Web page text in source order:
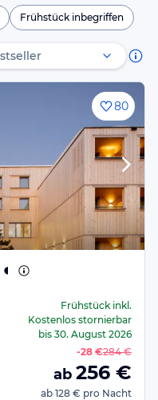
Frühstück inbegriffen
80
Frühstückinkl.
Kostenlos stornierbar
bis 30. August 2026
-28 €284 €
ab 256 €
ab 128 € pro Nacht